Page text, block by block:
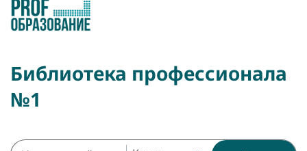
Библиотека профессионала
№1